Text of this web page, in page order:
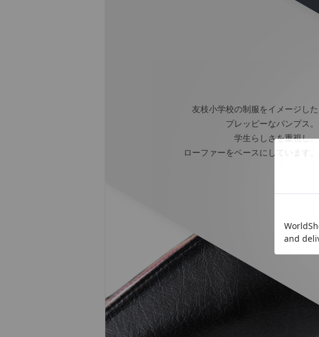
友枝小学校の制服をイメージした
プレッピーなパンプス。
学生らしさを重視し、
ローファーをベースにしています。